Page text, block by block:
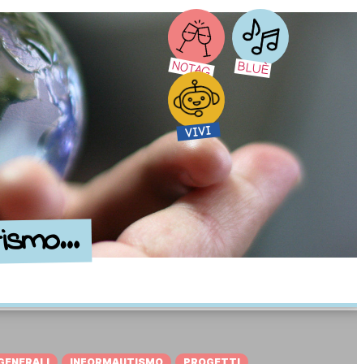
NOTAG BLUÈ
VIVI